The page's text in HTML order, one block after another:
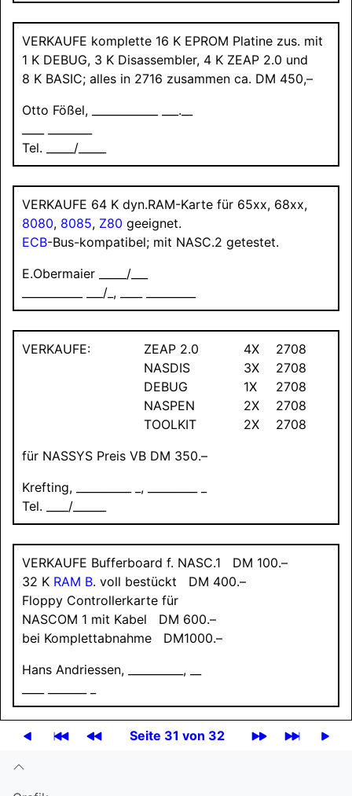
VERKAUFE komplette 16 K EPROM Platine zus. mit
1 K DEBUG, 3 K Disassembler, 4 K ZEAP 2.0 und
8 K BASIC; alles in 2716 zusammen ca. DM 450,–
Otto Fößel, ____________ ___.__
Tel. _____/_____
VERKAUFE 64 K dyn.RAM-Karte für 65xx, 68xx,
8080, 8085, Z80 geeignet.
ECB-Bus-kompatibel; mit NASC.2 getestet.
E.Obermaier _____/___
___________ ___/_, ____ _________
VERKAUFE: ZEAP 2.0 4X
2708
NASDIS
3X
2708
DEBUG
1X
2708
NASPEN
2X
2708
TOOLKIT
2X
2708
für NASSYS Preis VB DM 350.–
Krefting, __________ _, _________ _
Tel. ____/______
VERKAUFE Bufferboard f. NASC.1 DM 100.–
32 K RAM B. voll bestückt DM 400.–
Floppy Controllerkarte für
NASCOM 1 mit Kabel DM 600.–
bei Komplettabnahme DM1000.–
Hans Andriessen, __________, __
Seite 31 von 32